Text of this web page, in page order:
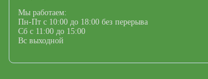
Мы работаем:
Пн-Пт с 10:00 до 18:00 без перерыва
Сб с 11:00 до 15:00
Вс выходной